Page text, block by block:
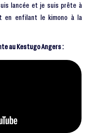
lancée et je suis prête à
en enfilant le kimono à la
au Kestugo Angers :